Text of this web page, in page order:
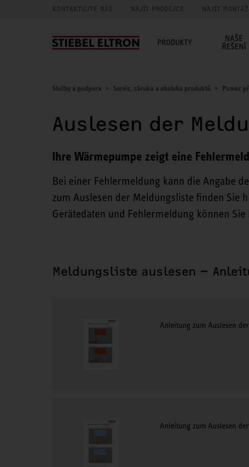
KONTAKTUJTE NÁS NAJÍT PRODEJCE NAJÍT
PRODUKTY
NAŠE
ŘEŠENÍ
Služby a podpora Servis, záruka a obsluha produktů Pomoc
Auslesen der
Ihre Wärmepumpe zeigt eine
Bei einer Fehlermeldung kann die Angabe
zum Auslesen der Meldungsliste finden Sie
Gerätedaten und Fehlermeldung können
Meldungsliste auslesen –
Anleitung zum Auslesen
Anleitung zum Auslesen